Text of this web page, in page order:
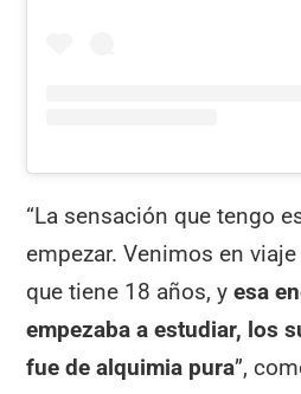
“La sensación que tengo
empezar. Venimos en
que tiene 18 años, yesa
empezaba a estudiar, los
fue de alquimia pura”,